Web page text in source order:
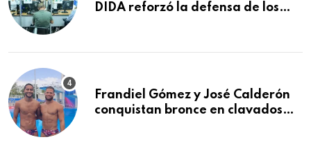
DIDA reforzó la defensa de los
Frandiel Gómez y José Calderón
conquistan bronce en clavados